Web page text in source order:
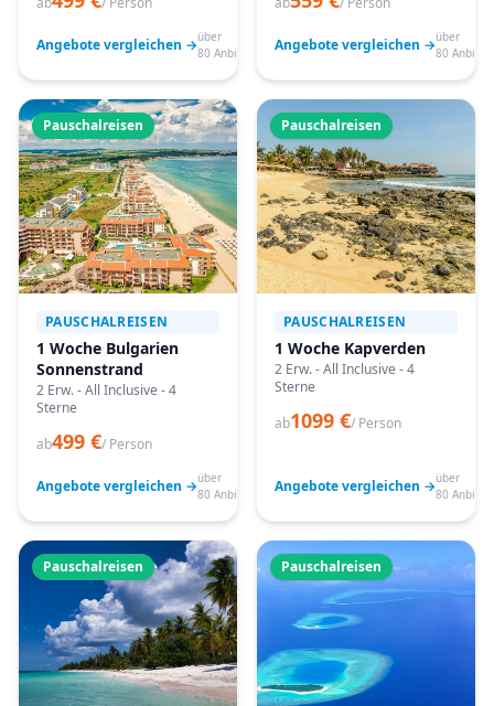
Angebote vergleichen →über
80 Anbieter
Angebote vergleichen →über
80
Pauschalreisen
PAUSCHALREISEN
1 Woche Bulgarien
Sonnenstrand
2 Erw. - All Inclusive - 4
Sterne
ab499 €/ Person
Angebote vergleichen →über
80 Anbieter
Pauschalreisen
PAUSCHALREISEN
1 Woche Kapverden
2 Erw. - All Inclusive - 4
Sterne
ab1099 €/ Person
Angebote vergleichen →über
80
Pauschalreisen Pauschalreisen